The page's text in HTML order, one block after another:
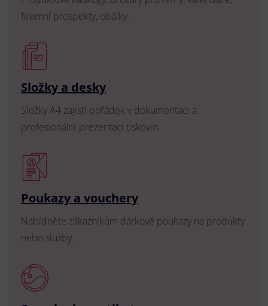
firemní prospekty, obálky.
Složky a desky
Složky A4 zajistí pořádek v dokumentaci a
profesionální prezentaci tiskovin.
Poukazy a vouchery
Nabídněte zákazníkům dárkové poukazy na produkty
nebo služby.